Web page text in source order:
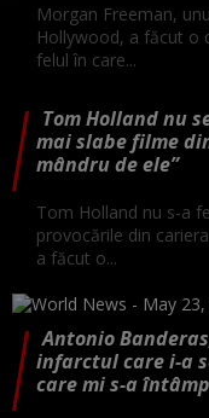
Morgan Freeman,
Hollywood, a făcut o
felul în care...
Tom Holland nu
mai slabe filme
mândru de ele”
Tom Holland nu s-a
provocările din
a făcut o...
Antonio
infarctul care i-a
care mi s-a